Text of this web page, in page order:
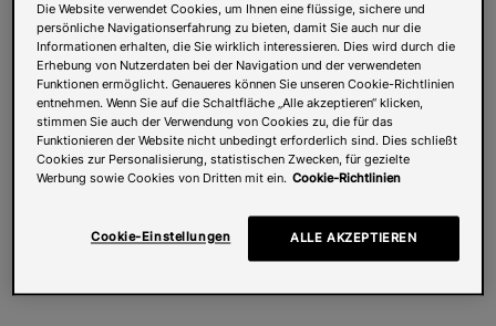
Die Website verwendet Cookies, um Ihnen eine flüssige, sichere und
persönliche Navigationserfahrung zu bieten, damit Sie auch nur die
Informationen erhalten, die Sie wirklich interessieren. Dies wird durch die
Erhebung von Nutzerdaten bei der Navigation und der verwendeten
Funktionen ermöglicht. Genaueres können Sie unseren Cookie-Richtlinien
entnehmen. Wenn Sie auf die Schaltfläche „Alle akzeptieren“ klicken,
stimmen Sie auch der Verwendung von Cookies zu, die für das
Funktionieren der Website nicht unbedingt erforderlich sind. Dies schließt
Cookies zur Personalisierung, statistischen Zwecken, für gezielte
Werbung sowie Cookies von Dritten mit ein. Cookie-Richtlinien
Cookie-Einstellungen ALLE AKZEPTIEREN